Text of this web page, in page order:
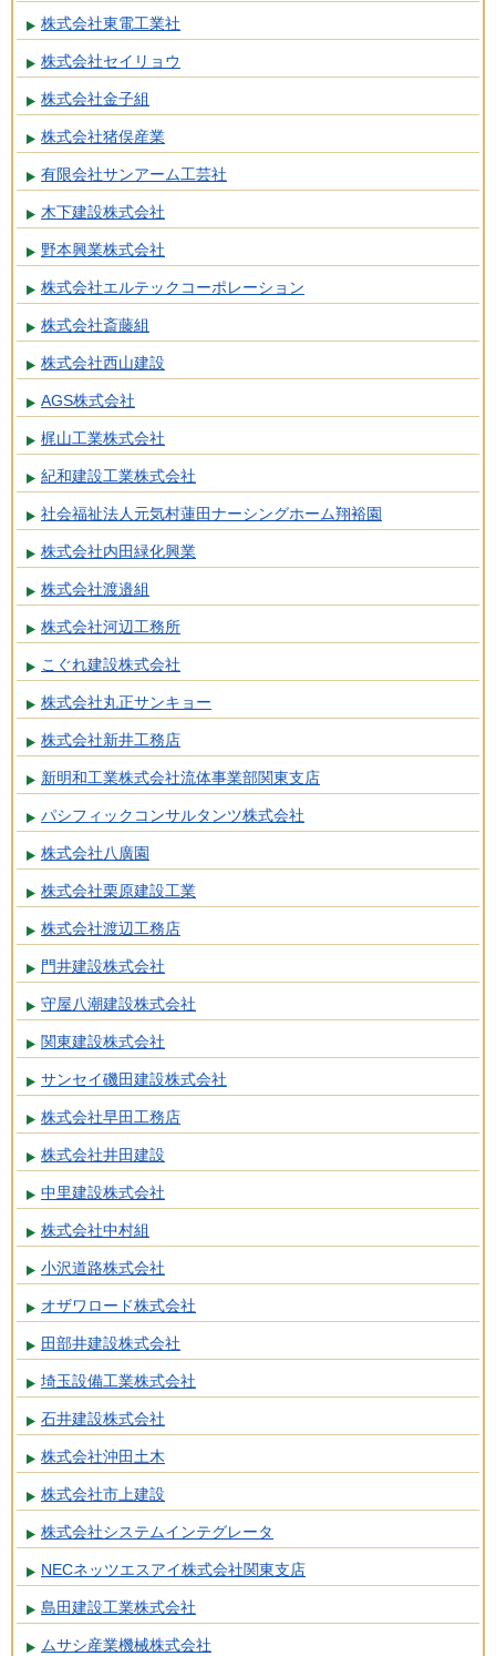
株式会社東電工業社
株式会社セイリョウ
株式会社金子組
株式会社猪俣産業
有限会社サンアーム工芸社
木下建設株式会社
野本興業株式会社
株式会社エルテックコーポレーション
株式会社斎藤組
株式会社西山建設
AGS株式会社
梶山工業株式会社
紀和建設工業株式会社
社会福祉法人元気村蓮田ナーシングホーム翔裕園
株式会社内田緑化興業
株式会社渡邉組
株式会社河辺工務所
こぐれ建設株式会社
株式会社丸正サンキョー
株式会社新井工務店
新明和工業株式会社流体事業部関東支店
パシフィックコンサルタンツ株式会社
株式会社八廣園
株式会社栗原建設工業
株式会社渡辺工務店
門井建設株式会社
守屋八潮建設株式会社
関東建設株式会社
サンセイ磯田建設株式会社
株式会社早田工務店
株式会社井田建設
中里建設株式会社
株式会社中村組
小沢道路株式会社
オザワロード株式会社
田部井建設株式会社
埼玉設備工業株式会社
石井建設株式会社
株式会社沖田土木
株式会社市上建設
株式会社システムインテグレータ
NECネッツエスアイ株式会社関東支店
島田建設工業株式会社
ムサシ産業機械株式会社